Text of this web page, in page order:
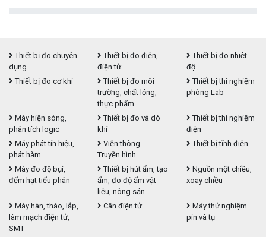
Thiết bị đo chuyên
dụng
Thiết bị đo điện,
điện tử
Thiết bị đo nhiệt
độ
Thiết bị đo cơ khí
Thiết bị đo môi
trường, chất lỏng,
thực phẩm
Thiết bị thí nghiệm
phòng Lab
Máy hiện sóng,
phân tích logic
Thiết bị đo và dò
khí
Thiết bị thí nghiệm
điện
Máy phát tín hiệu,
phát hàm
Viễn thông -
Truyền hình
Thiết bị tĩnh điện
Máy đo độ bụi,
đếm hạt tiểu phân
Thiết bị hút ẩm, tạo
ẩm, đo độ ẩm vật
liệu, nông sản
Nguồn một chiều,
xoay chiều
Máy hàn, tháo, lắp,
làm mạch điện tử,
SMT
Cân điện tử
Máy thử nghiệm
pin và tụ